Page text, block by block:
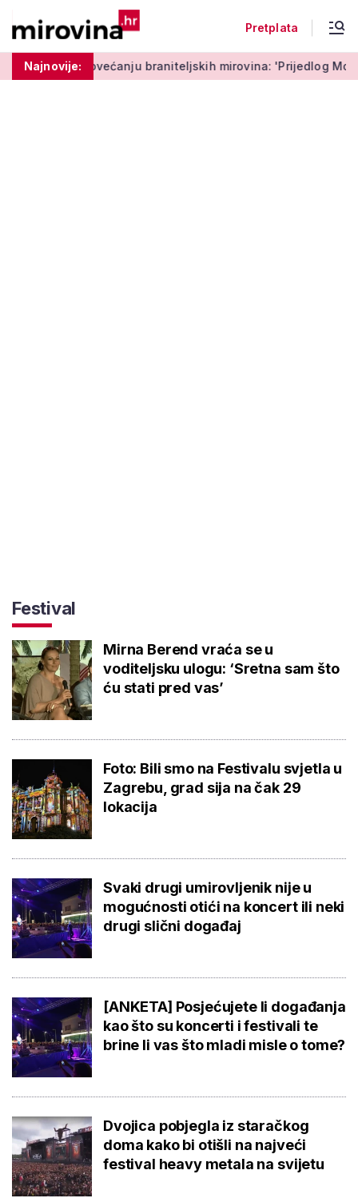
Pretplata
Najnovije:
o povećanju braniteljskih mirovina: 'Prijedlog Možemo!
Festival
Mirna Berend vraća se u
voditeljsku ulogu: ‘Sretna sam što
ću stati pred vas’
Foto: Bili smo na Festivalu svjetla u
Zagrebu, grad sija na čak 29
lokacija
Svaki drugi umirovljenik nije u
mogućnosti otići na koncert ili neki
drugi slični događaj
[ANKETA] Posjećujete li događanja
kao što su koncerti i festivali te
brine li vas što mladi misle o tome?
Dvojica pobjegla iz staračkog
doma kako bi otišli na najveći
festival heavy metala na svijetu